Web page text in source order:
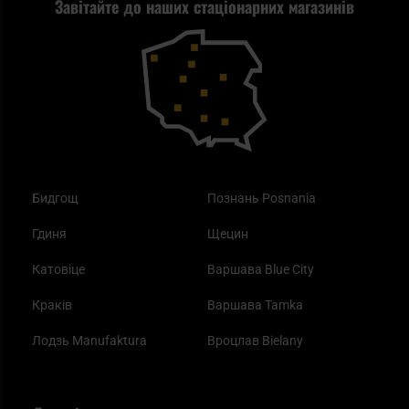
Завітайте до наших стаціонарних магазинів
Бидгощ
Гдиня
Катовіце
Краків
Лодзь Manufaktura
Познань Posnania
Щецин
Варшава Blue City
Варшава Tamka
Вроцлав Bielany
Повернення товару
Blackout - що це таке?
Як працює маска від смогу?
Найкращі спальні мішки на осінь